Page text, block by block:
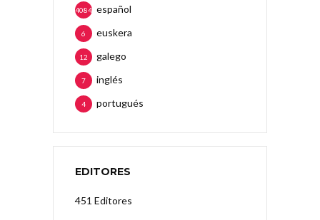
español
4084
euskera
6
galego
12
inglés
7
portugués
4
EDITORES
451 Editores